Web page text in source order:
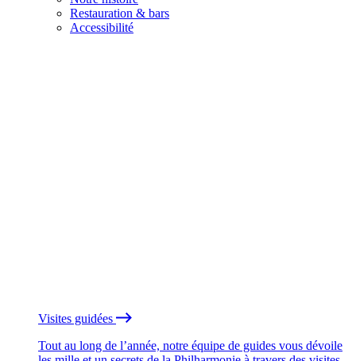
Restauration & bars
Accessibilité
Visites guidées
Tout au long de l’année, notre équipe de guides vous dévoile